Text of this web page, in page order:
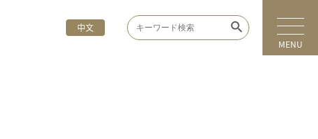
中文 Search
for:
Search Button
MENU